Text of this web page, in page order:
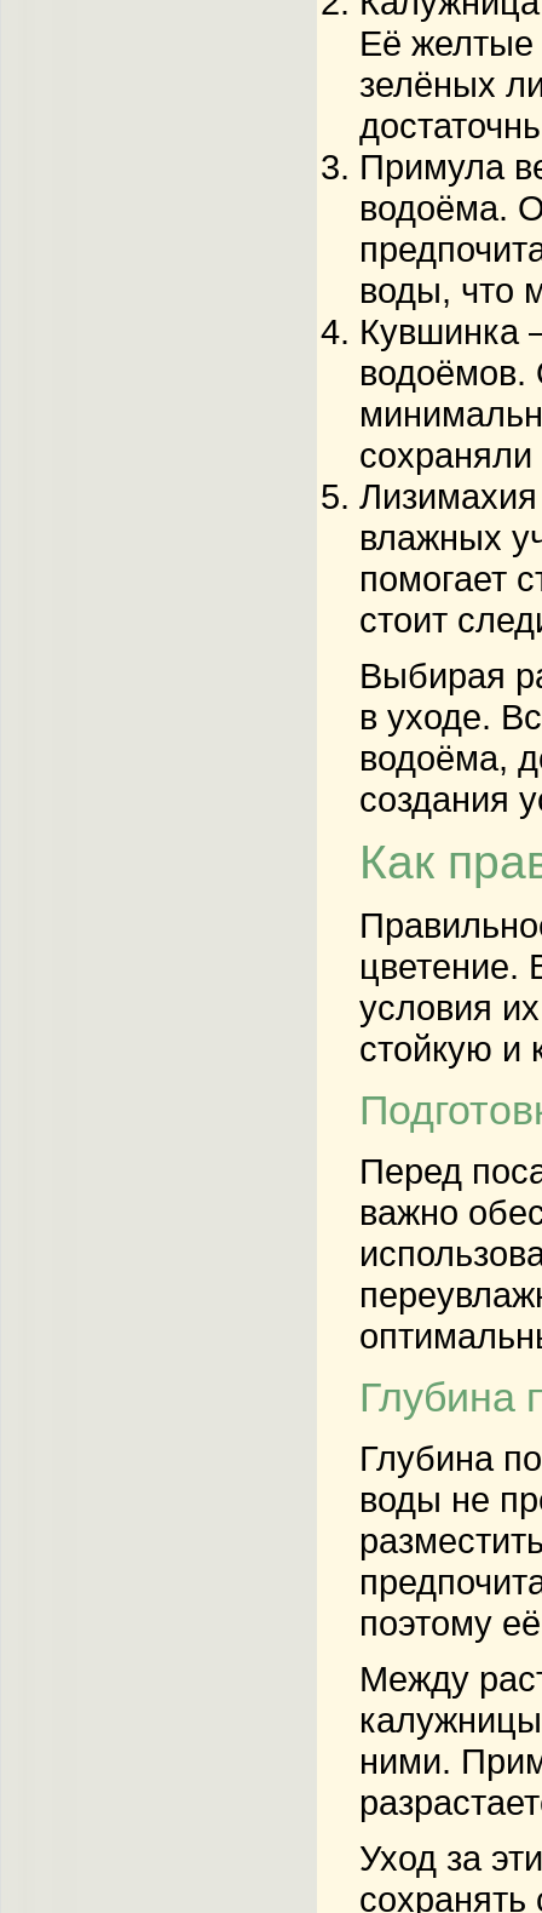
Её желтые
зелёных
Примула
водоёма.
воды, что
Кувшинка
водоёмов.
сохраняли
Лизимахия
влажных
помогает
стоит
Выбирая
в уходе.
водоёма,
создания
Как
цветение.
условия
стойкую и
Перед
важно
Глубина
Глубина
воды не
поэтому
Между
ними.
Уход за